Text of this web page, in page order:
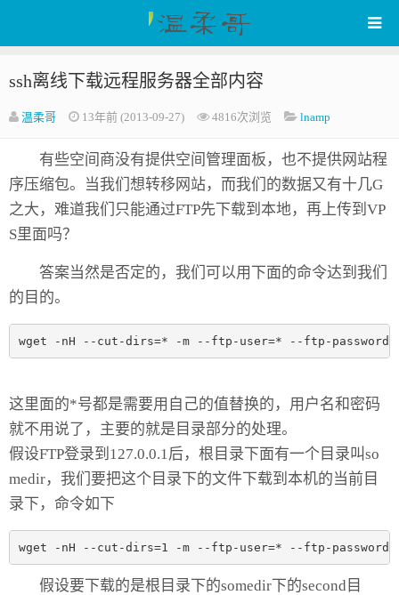
WenRou's Blog
ssh离线下载远程服务器全部内容
温柔哥 13年前 (2013-09-27) 4816次浏览 lnamp
有些空间商没有提供空间管理面板，也不提供网站程
序压缩包。当我们想转移网站，而我们的数据又有十几G
之大，难道我们只能通过FTP先下载到本地，再上传到VP
S里面吗？
答案当然是否定的，我们可以用下面的命令达到我们
的目的。
wget -nH --cut-dirs=* -m --ftp-user=* --ftp-
这里面的*号都是需要用自己的值替换的，用户名和密码
就不用说了，主要的就是目录部分的处理。
假设FTP登录到127.0.0.1后，根目录下面有一个目录叫so
medir，我们要把这个目录下的文件下载到本机的当前目
录下，命令如下
wget -nH --cut-dirs=1 -m --ftp-user=* --ftp-
假设要下载的是根目录下的somedir下的second目